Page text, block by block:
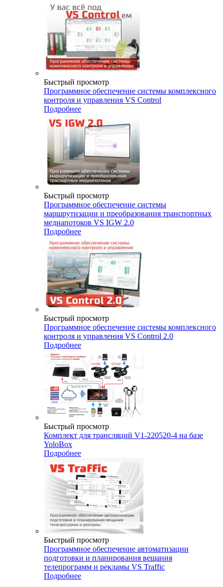
Быстрый просмотр
Программное обеспечение системы комплексного
контроля и управления VS Control
Подробнее
Быстрый просмотр
Программное обеспечение системы
маршрутизации и преобразования транспортных
медиапотоков VS IGW 2.0
Подробнее
Быстрый просмотр
Программное обеспечение системы комплексного
контроля и управления VS Control 2.0
Подробнее
Быстрый просмотр
Комплект для трансляций V1-220520-4 на базе
YoloBox
Подробнее
Быстрый просмотр
Программное обеспечение автоматизации
подготовки и планирования вещания
телепрограмм и рекламы VS Traffic
Подробнее